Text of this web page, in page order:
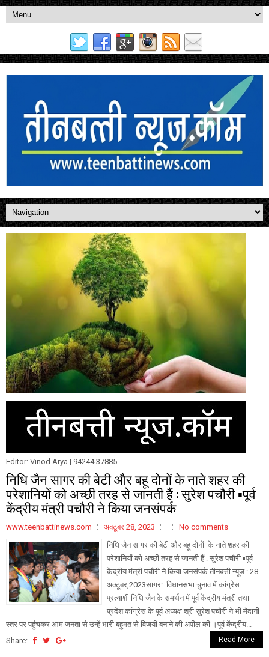
Editor: Vinod Arya | 94244 37885
निधि जैन सागर की बेटी और बहू दोनों के नाते शहर की
परेशानियों को अच्छी तरह से जानती हैं : सुरेश पचौरी ▪️पूर्व
केंद्रीय मंत्री पचौरी ने किया जनसंपर्क
www.teenbattinews.com अक्टूबर 28, 2023
No comments
निधि जैन सागर की बेटी और बहू दोनों के नाते शहर की
परेशानियों को अच्छी तरह से जानती हैं : सुरेश पचौरी ▪️पूर्व
केंद्रीय मंत्री पचौरी ने किया जनसंपर्क तीनबत्ती न्यूज : 28
अक्टूबर,2023सागर: विधानसभा चुनाव में कांग्रेस
प्रत्याशी निधि जैन के समर्थन में पूर्व केंद्रीय मंत्री तथा
प्रदेश कांग्रेस के पूर्व अध्यक्ष श्री सुरेश पचौरी ने भी मैदानी
स्तर पर पहुंचकर आम जनता से उन्हें भारी बहुमत से विजयी बनाने की अपील की ।पूर्व केंद्रीय...
Share:
Read More